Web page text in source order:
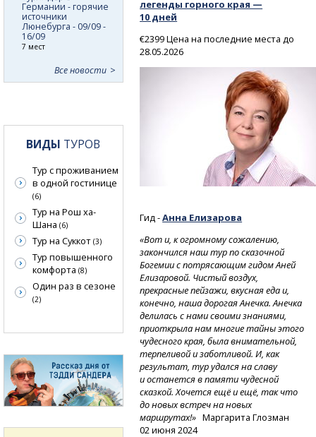
легенды горного края —
10 дней
€2399 Цена на последние места до
28.05.2026
Гид -Анна Елизарова
«Вот и, к огромному сожалению,
закончился наш тур по сказочной
Богемии с потрясающим гидом Аней
Елизаровой. Чистый воздух,
прекрасные пейзажи, вкусная еда и,
конечно, наша дорогая Анечка. Анечка
делилась с нами своими знаниями,
приоткрыла нам многие тайны этого
чудесного края, была внимательной,
терпеливой и заботливой. И, как
результат, тур удался на славу
и останется в памяти чудесной
сказкой. Хочется ещё и ещё, так что
до новых встреч на новых
маршрутах!» Маргарита Глозман
02 июня 2024
Германии - горячие
источники
Люнебурга - 09/09 -
16/09
7 мест
Все новости
ВИДЫ ТУРОВ
Тур с проживанием
в одной гостинице
(6)
Тур на Рош ха-
Шана (6)
Тур на Суккот (3)
Тур повышенного
комфорта (8)
Один раз в сезоне
(2)